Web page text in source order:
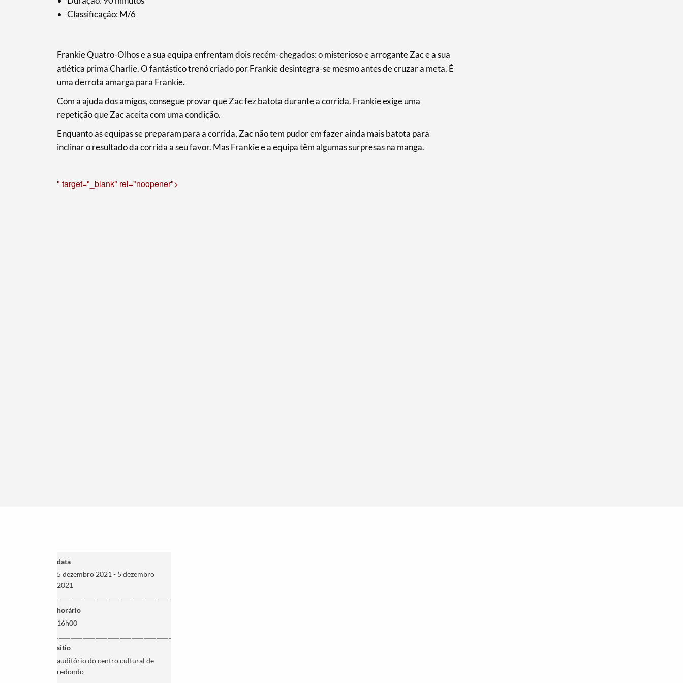
Termo de Pesquisa
Classificação: M/6
Frankie Quatro-Olhos e a sua equipa enfrentam dois recém-chegados: o misterioso e arrogante Zac e a sua
atlética prima Charlie. O fantástico trenó criado por Frankie desintegra-se mesmo antes de cruzar a meta. É
uma derrota amarga para Frankie.
Com a ajuda dos amigos, consegue provar que Zac fez batota durante a corrida. Frankie exige uma
repetição que Zac aceita com uma condição.
Enquanto as equipas se preparam para a corrida, Zac não tem pudor em fazer ainda mais batota para
inclinar o resultado da corrida a seu favor. Mas Frankie e a equipa têm algumas surpresas na manga.
" target="_blank" rel="noopener">
data
5 dezembro 2021 - 5 dezembro
2021
horário
16h00
sitio
auditório do centro cultural de
redondo